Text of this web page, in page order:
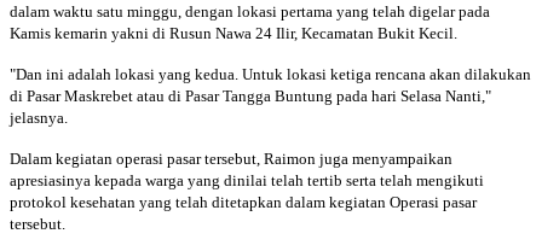
dalam waktu satu minggu, dengan lokasi pertama yang telah digelar pada
Kamis kemarin yakni di Rusun Nawa 24 Ilir, Kecamatan Bukit Kecil.
"Dan ini adalah lokasi yang kedua. Untuk lokasi ketiga rencana akan dilakukan
di Pasar Maskrebet atau di Pasar Tangga Buntung pada hari Selasa Nanti,"
jelasnya.
Dalam kegiatan operasi pasar tersebut, Raimon juga menyampaikan
apresiasinya kepada warga yang dinilai telah tertib serta telah mengikuti
protokol kesehatan yang telah ditetapkan dalam kegiatan Operasi pasar
tersebut.